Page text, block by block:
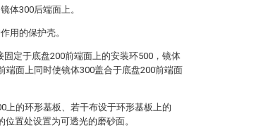
体300后端面上。
用的保护壳。
定于底盘200前端面上的安装环500，镜体
端面上同时使镜体300盖合于底盘200前端面
上的环形基板、若干布设于环形基板上的
置处设置为可透光的磨砂面。